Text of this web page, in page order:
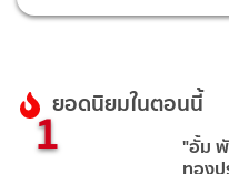
ยอดนิยมในตอนนี้
1 "อั้ม